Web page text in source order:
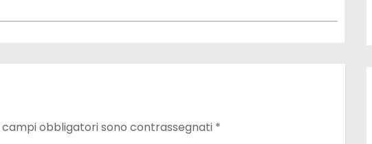
campi obbligatori sono contrassegnati *